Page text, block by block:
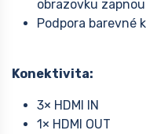
obrazovku
Podpora barevné
Konektivita:
3× HDMI IN
1× HDMI OUT